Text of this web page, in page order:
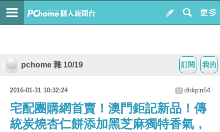
我的
訂閱
pchome 雜 10/19
2016-01-31 10:32:24 dfdqcn64
宅配團購網首賣！澳門鉅記新品！傳
統炭燒杏仁餅添加黑芝麻獨特香氣，